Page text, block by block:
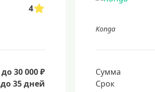
4
до 30 000 ₽
до 35 дней
Konga
Сумма
Срок